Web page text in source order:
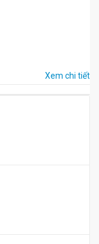
Xem chi tiết